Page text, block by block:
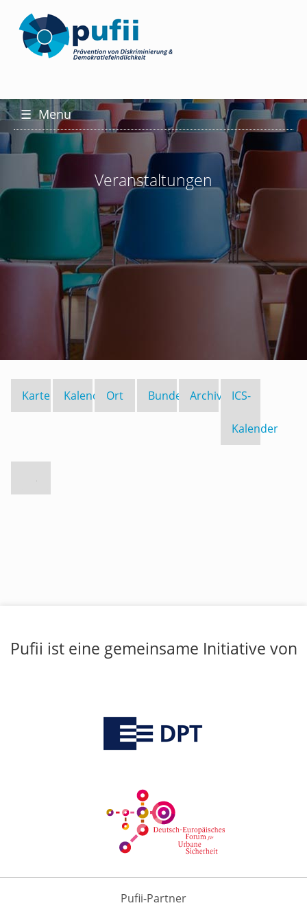
☰ Menu
Veranstaltungen
Karte KalenderOrt Bundesland
Archiv ICS-
Kalender
Pufii ist eine gemeinsame Initiative von
Pufii-Partner